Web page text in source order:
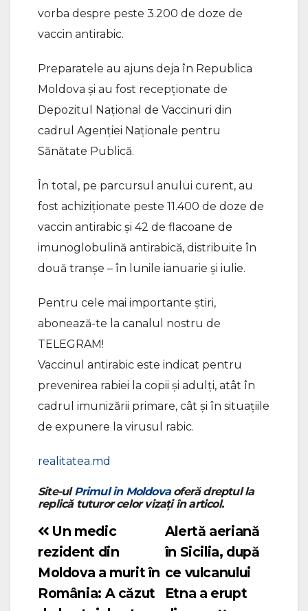
vorba despre peste 3.200 de doze de
vaccin antirabic.
Preparatele au ajuns deja în Republica
Moldova și au fost recepționate de
Depozitul Național de Vaccinuri din
cadrul Agenției Naţionale pentru
Sănătate Publică.
În total, pe parcursul anului curent, au
fost achiziționate peste 11.400 de doze de
vaccin antirabic și 42 de flacoane de
imunoglobulină antirabică, distribuite în
două tranșe – în lunile ianuarie și iulie.
Pentru cele mai importante știri,
abonează-te la canalul nostru de
TELEGRAM!
Vaccinul antirabic este indicat pentru
prevenirea rabiei la copii și adulți, atât în
cadrul imunizării primare, cât și în situațiile
de expunere la virusul rabic.
realitatea.md
Site-ulPrimul in Moldovaoferă dreptul la
replică tuturor celor vizați în articol.
Navigare
în
articole
Alertă aeriană
în Sicilia, după
ce vulcanului
Etna a erupt
Un medic
rezident din
Moldova a murit în
România: A căzut